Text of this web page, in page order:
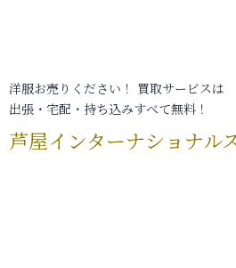
洋服お売りください！ 買取サービスは
出張・宅配・持ち込みすべて無料！
芦屋インターナショナル